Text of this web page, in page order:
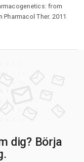
from
Ther. 2011
dig? Börja